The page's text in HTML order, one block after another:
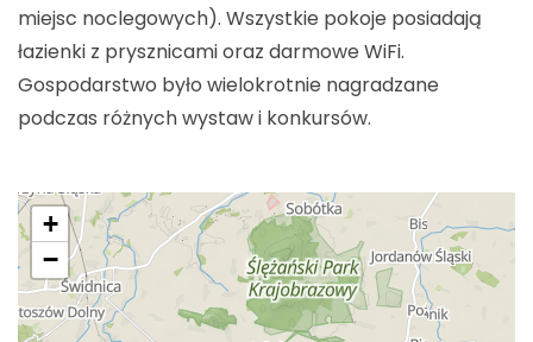
miejsc noclegowych). Wszystkie pokoje posiadają
łazienki z prysznicami oraz darmowe WiFi.
Gospodarstwo było wielokrotnie nagradzane
podczas różnych wystaw i konkursów.
+
−